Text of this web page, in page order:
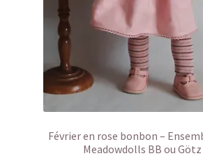
Février en rose bonbon –
Meadowdolls BB ou